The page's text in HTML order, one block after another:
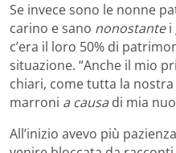
Se invece sono le nonne
carino e sano nonostantei
c’era il loro 50% di
situazione. “Anche il mio
chiari, come tutta la
marroni a causa di mia
All’inizio avevo più